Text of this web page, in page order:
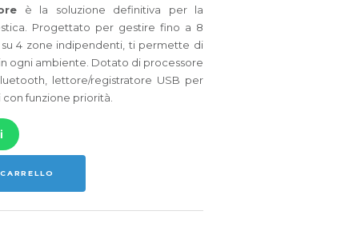
è la soluzione definitiva per la
Progettato per gestire fino a 8
su 4 zone indipendenti, ti permette di
ogni ambiente. Dotato di processore
lettore/registratore USB per
con funzione priorità.